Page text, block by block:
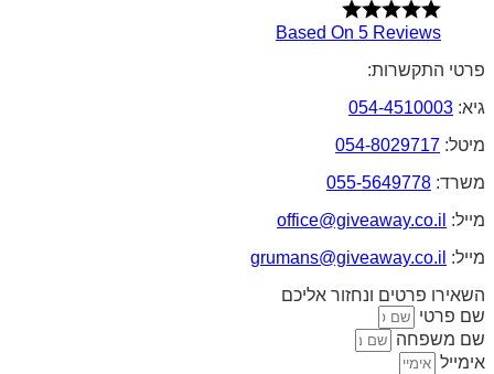
Based On 5 Reviews
פרטי התקשרות:
גיא: 054-4510003
מיטל: 054-8029717
משרד: 055-5649778
מייל: office@giveaway.co.il
מייל: grumans@giveaway.co.il
השאירו פרטים ונחזור אליכם
שם פרטי
שם משפחה
אימייל